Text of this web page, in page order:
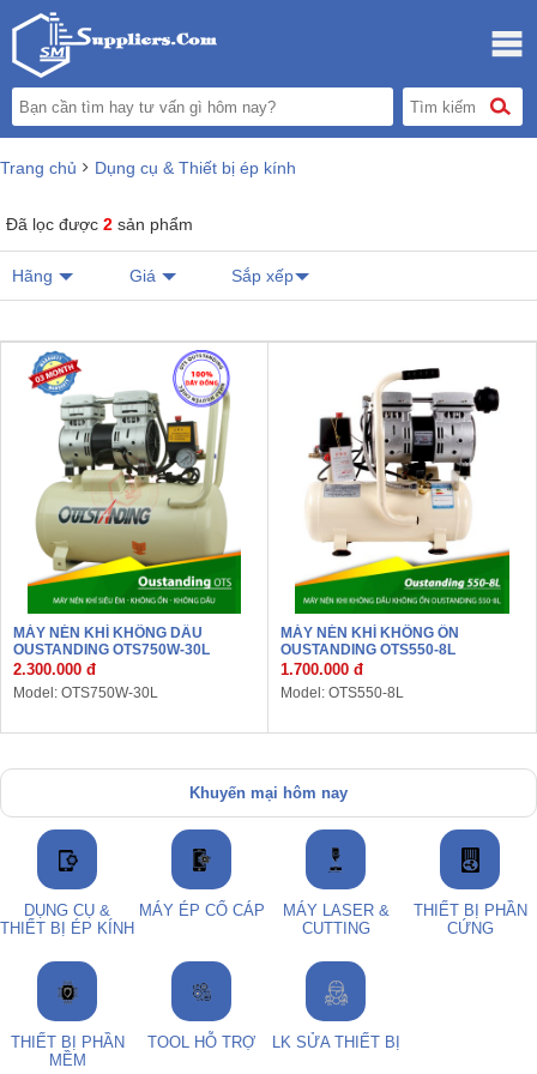
Trang chủ Dụng cụ & Thiết bị ép kính
Đã lọc được 2 sản phẩm
Hãng Giá Sắp xếp
MÁY NÉN KHÍ KHÔNG DẦU
OUSTANDING OTS750W-30L
2.300.000 đ
Model: OTS750W-30L
MÁY NÉN KHÍ KHÔNG ỒN
OUSTANDING OTS550-8L
1.700.000 đ
Model: OTS550-8L
Khuyến mại hôm nay
DỤNG CỤ &
THIẾT BỊ ÉP KÍNH
MÁY ÉP CỔ CÁP
MÁY LASER &
CUTTING
THIẾT BỊ PHẦN
CỨNG
THIẾT BỊ PHẦN
MỀM
TOOL HỖ TRỢ LK SỬA THIẾT BỊ